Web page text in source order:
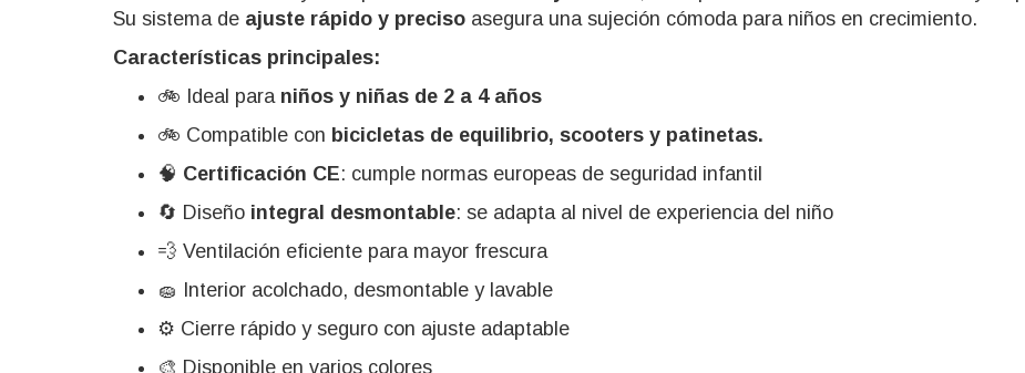
Su sistema de ajuste rápido y preciso asegura una sujeción cómoda para niños en crecimiento.
Características principales:
🚲 Ideal para niños y niñas de 2 a 4 años
🚲 Compatible con bicicletas de equilibrio, scooters y patinetas.
🧠 Certificación CE: cumple normas europeas de seguridad infantil
🔄 Diseño integral desmontable: se adapta al nivel de experiencia del niño
💨 Ventilación eficiente para mayor frescura
🧽 Interior acolchado, desmontable y lavable
⚙️ Cierre rápido y seguro con ajuste adaptable
🎨 Disponible en varios colores